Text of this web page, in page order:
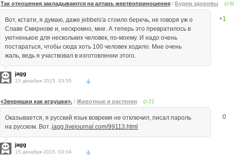
Так отношения закладываются на алтарь жертвоприношения / Будем здоровы
+1
Вот, кстати, я думаю, даже jebbels'а стоило беречь, не говоря уж о
Славе Смирнове и, нескромно, мне. А теперь это превратилось в
уютненькое для нескольких человек, по-моему. И надо очень
постараться, чтобы сюда хоть 100 человек ходило. Мне очень
жаль, ведь я участвовал в изготовлении этого.
jagg
15 декабря 2015, 03:55
«Зверюшки как игрушки». / Животные и растения 21
0
Оказывается, я русский язык вовремя не отключил, писал пароль
на русском. Вот. jagg.livejournal.com/99113.html
jagg
15 декабря 2015, 03:04